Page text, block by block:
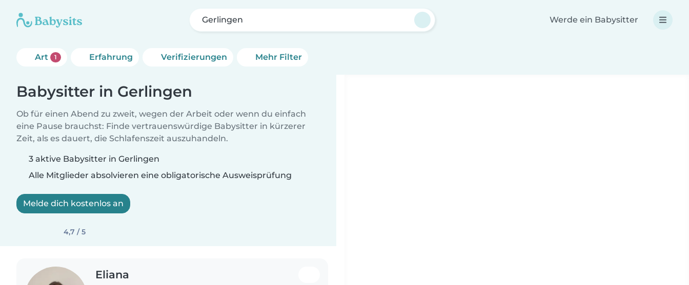
Gerlingen Werde ein Babysitter
Art 1 Erfahrung Verifizierungen Mehr Filter
Babysitter in Gerlingen
Ob für einen Abend zu zweit, wegen der Arbeit oder wenn du einfach
eine Pause brauchst: Finde vertrauenswürdige Babysitter in kürzerer
Zeit, als es dauert, die Schlafenszeit auszuhandeln.
3 aktive Babysitter in Gerlingen
Alle Mitglieder absolvieren eine obligatorische Ausweisprüfung
Melde dich kostenlos an
4,7 / 5
Eliana